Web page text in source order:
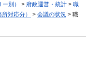
別） > 府政運営・統計 > 職
対応分）
> 会議の状況 > 職